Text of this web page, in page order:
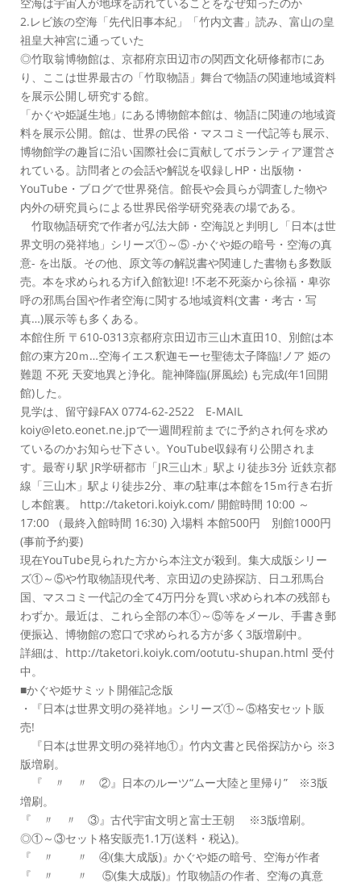
2.レビ族の空海「先代旧事本紀」「竹内文書」読み、富山の皇
祖皇大神宮に通っていた
◎竹取翁博物館は、京都府京田辺市の関西文化研修都市にあ
り、ここは世界最古の「竹取物語」舞台で物語の関連地域資料
を展示公開し研究する館。
「かぐや姫誕生地」にある博物館本館は、物語に関連の地域資
料を展示公開。館は、世界の民俗・マスコミ一代記等も展示、
博物館学の趣旨に沿い国際社会に貢献してボランティア運営さ
れている。訪問者との会話や解説を収録しHP・出版物・
YouTube・ブログで世界発信。館長や会員らが調査した物や
内外の研究員らによる世界民俗学研究発表の場である。
竹取物語研究で作者が弘法大師・空海説と判明し「日本は世
界文明の発祥地」シリーズ①～⑤ -かぐや姫の暗号・空海の真
意- を出版。その他、原文等の解説書や関連した書物も多数販
売。本を求められる方if入館歓迎! !不老不死薬から徐福・卑弥
呼の邪馬台国や作者空海に関する地域資料(文書・考古・写
真…)展示等も多くある。
本館住所 〒610-0313京都府京田辺市三山木直田10、別館は本
館の東方20ｍ…空海イエス釈迦モーセ聖徳太子降臨!ノア 姫の
難題 不死 天変地異と浄化。龍神降臨(屏風絵) も完成(年1回開
館)した。
見学は、留守録FAX 0774-62-2522 E-MAIL
koiy@leto.eonet.ne.jpで一週間程前までに予約され何を求め
ているのかお知らせ下さい。YouTube収録有り公開されま
す。最寄り駅 JR学研都市「JR三山木」駅より徒歩3分 近鉄京都
線「三山木」駅より徒歩2分、車の駐車は本館を15ｍ行き右折
し本館裏。 http://taketori.koiyk.com/ 開館時間 10:00 ～
17:00 （最終入館時間 16:30) 入場料 本館500円 別館1000円
(事前予約要)
現在YouTube見られた方から本注文が殺到。集大成版シリー
ズ①～⑤や竹取物語現代考、京田辺の史跡探訪、日ユ邪馬台
国、マスコミ一代記の全て4万円分を買い求められ本の残部も
わずか。最近は、これら全部の本①～⑤等をメール、手書き郵
便振込、博物館の窓口で求められる方が多く3版増刷中。
詳細は、http://taketori.koiyk.com/ootutu-shupan.html 受付
中。
■かぐや姫サミット開催記念版
・『日本は世界文明の発祥地』シリーズ①～⑤格安セット販
売!
『日本は世界文明の発祥地①』竹内文書と民俗探訪から ※3
版増刷。
『 〃 〃 ②』日本のルーツ“ムー大陸と里帰り” ※3版
増刷。
『 〃 〃 ③』古代宇宙文明と富士王朝 ※3版増刷。
◎①～③セット格安販売1.1万(送料・税込)。
『 〃 〃 ④(集大成版)』かぐや姫の暗号、空海が作者
『 〃 〃 ⑤(集大成版)』竹取物語の作者、空海の真意